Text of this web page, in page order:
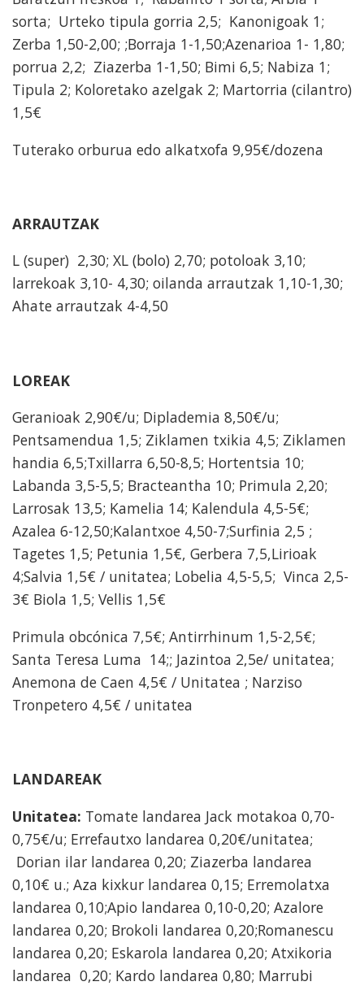
sorta; Urteko tipula gorria 2,5; Kanonigoak 1;
Zerba 1,50-2,00; ;Borraja 1-1,50;Azenarioa 1- 1,80;
porrua 2,2; Ziazerba 1-1,50; Bimi 6,5; Nabiza 1;
Tipula 2; Koloretako azelgak 2; Martorria (cilantro)
1,5€
Tuterako orburua edo alkatxofa 9,95€/dozena
ARRAUTZAK
L (super) 2,30; XL (bolo) 2,70; potoloak 3,10;
larrekoak 3,10- 4,30; oilanda arrautzak 1,10-1,30;
Ahate arrautzak 4-4,50
LOREAK
Geranioak 2,90€/u; Diplademia 8,50€/u;
Pentsamendua 1,5; Ziklamen txikia 4,5; Ziklamen
handia 6,5;Txillarra 6,50-8,5; Hortentsia 10;
Labanda 3,5-5,5; Bracteantha 10; Primula 2,20;
Larrosak 13,5; Kamelia 14; Kalendula 4,5-5€;
Azalea 6-12,50;Kalantxoe 4,50-7;Surfinia 2,5 ;
Tagetes 1,5; Petunia 1,5€, Gerbera 7,5,Lirioak
4;Salvia 1,5€ / unitatea; Lobelia 4,5-5,5; Vinca 2,5-
3€ Biola 1,5; Vellis 1,5€
Primula obcónica 7,5€; Antirrhinum 1,5-2,5€;
Santa Teresa Luma 14;; Jazintoa 2,5e/ unitatea;
Anemona de Caen 4,5€ / Unitatea ; Narziso
Tronpetero 4,5€ / unitatea
LANDAREAK
Unitatea: Tomate landarea Jack motakoa 0,70-
0,75€/u; Errefautxo landarea 0,20€/unitatea;
Dorian ilar landarea 0,20; Ziazerba landarea
0,10€ u.; Aza kixkur landarea 0,15; Erremolatxa
landarea 0,10;Apio landarea 0,10-0,20; Azalore
landarea 0,20; Brokoli landarea 0,20;Romanescu
landarea 0,20; Eskarola landarea 0,20; Atxikoria
landarea 0,20; Kardo landarea 0,80; Marrubi